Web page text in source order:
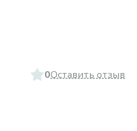
0Оставить отзыв